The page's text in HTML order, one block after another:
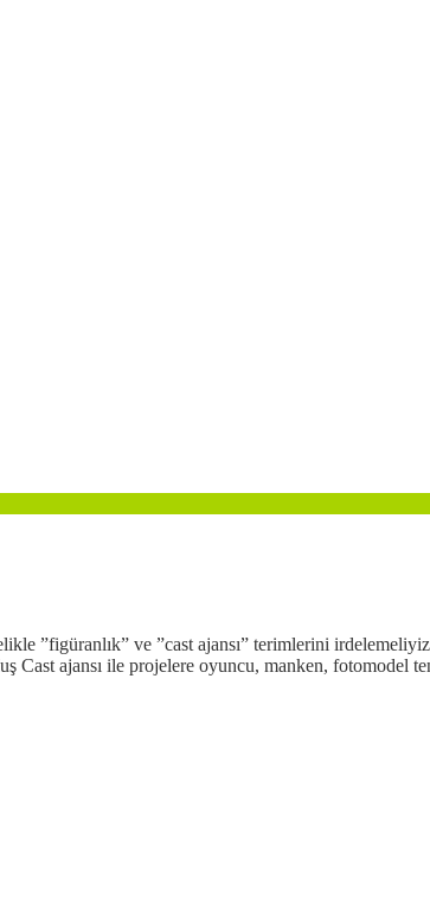
”figüranlık” ve ”cast ajansı” terimlerini
ajansı ile projelere oyuncu, manken, fotomodel